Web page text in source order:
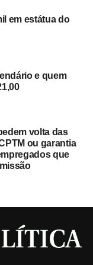
em estátua do
e quem
volta das
ou garantia
que